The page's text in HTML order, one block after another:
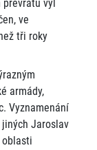
vyl
ve
tři roky
armády,
Vyznamenání
Jaroslav